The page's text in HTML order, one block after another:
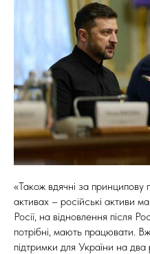
«Також вдячні за принципову
активах – російські активи
Росії, на відновлення після
потрібні, мають працювати.
підтримки для України на